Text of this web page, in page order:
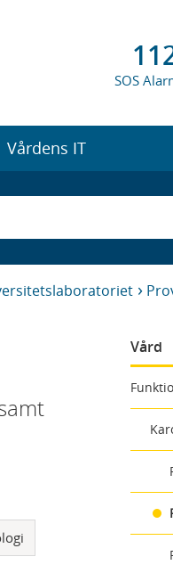
SOS
Vårdens IT
Vård